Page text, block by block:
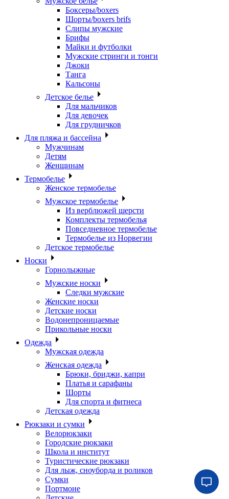
Боксеры/boxers
Шорты/boxers brifs
Слипы мужские
Брифы
Майки и футболки
Мужские стринги и тонги
Джоки
Танга
Кальсоны
Детское белье
Для мальчиков
Для девочек
Для грудничков
Для пляжа и бассейна
Мужчинам
Детям
Женщинам
Термобелье
Женское термобелье
Мужское термобелье
Из верблюжей шерсти
Комплекты термобелья
Повседневное термобелье
Термобелье из Норвегии
Детское термобелье
Носки
Горнолыжные
Мужские носки
Следки мужские
Женские носки
Детские носки
Водонепроницаемые
Прикольные носки
Одежда
Мужская одежда
Женская одежда
Брюки, бриджи, капри
Платья и сарафаны
Шорты
Для спорта и фитнеса
Детская одежда
Рюкзаки и сумки
Велорюкзаки
Городские рюкзаки
Школа и институт
Туристические рюкзаки
Для лыж, сноуборда и роликов
Сумки
Портмоне